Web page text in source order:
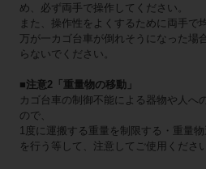
め、必ず両手で操作してください。
また、操作性をよくするために両手で
万が一カゴ台車が倒れそうになった場
らないでください。
■注意2「重量物の移動」
カゴ台車の制御不能による器物や人へ
ので、
1度に運搬する重量を制限する・重量
を行う等して、注意してご使用ください